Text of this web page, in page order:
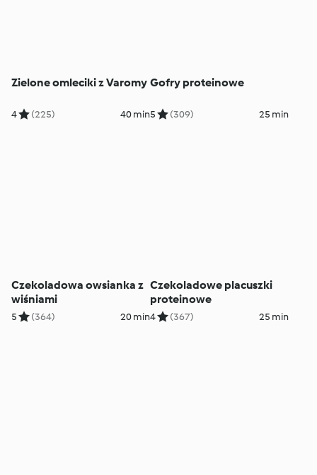
Zielone omleciki z Varomy
4 (225) 40 min
Gofry proteinowe
5 (309) 25 min
Czekoladowa owsianka z
wiśniami
5 (364) 20 min
Czekoladowe placuszki
proteinowe
4 (367) 25 min